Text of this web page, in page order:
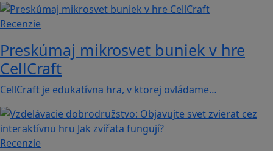
Recenzie
Preskúmaj mikrosvet buniek v hre
CellCraft
CellCraft je edukatívna hra, v ktorej ovládame…
Recenzie